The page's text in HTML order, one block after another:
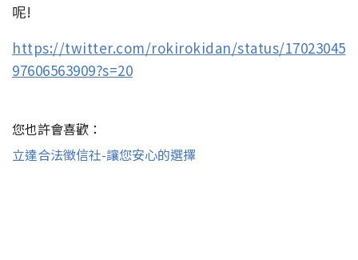
呢!
https://twitter.com/rokirokidan/status/17023045
97606563909?s=20
您也許會喜歡：
立達合法徵信社-讓您安心的選擇